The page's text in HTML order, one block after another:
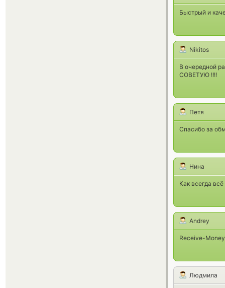
Быстрый и
Nikitos
В очередной
СОВЕТУЮ !!!!
Петя
Спасибо за
Нина
Как всегда
Andrey
Receive-
Людмила